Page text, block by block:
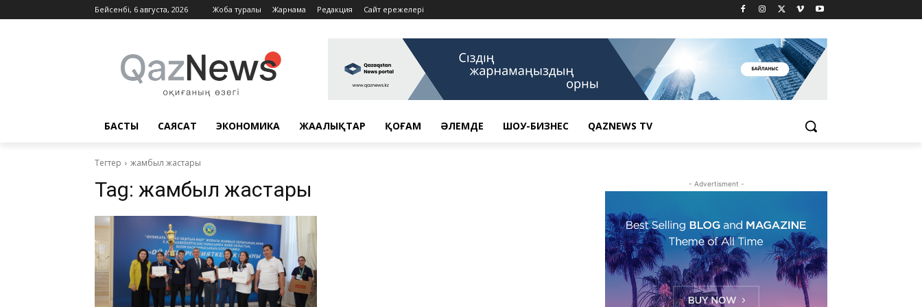
Бейсенбі, 6 августа, 2026 Жоба туралы Жарнама Редакция Сайт ережелері
БАСТЫ САЯСАТ ЭКОНОМИКА ЖАҢАЛЫҚТАР ҚОҒАМ ӘЛЕМДЕ ШОУ-БИЗНЕС QAZNEWS TV
Тегтер жамбыл жастары
Tag: жамбыл жастары - Advertisment -